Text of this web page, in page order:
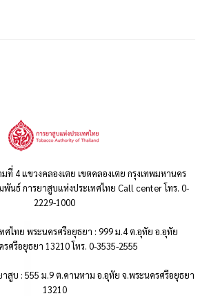
ที่ 4 แขวงคลองเตย เขตคลองเตย กรุงเทพมหานคร
นธ์ การยาสูบแห่งประเทศไทย Call center โทร. 0-
2229-1000
ศไทย พระนครศรีอยุธยา : 999 ม.4 ต.อุทัย อ.อุทัย
ศรีอยุธยา 13210 โทร. 0-3535-2555
สูบ : 555 ม.9 ต.คานหาม อ.อุทัย จ.พระนครศรีอยุธยา
13210